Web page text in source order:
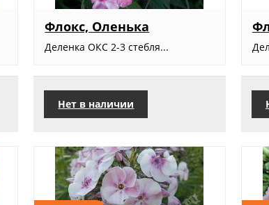
Флокс, Оленька
Деленка ОКС 2-3 стебля...
Нет в наличии